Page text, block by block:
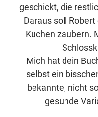
geschickt, die
Daraus soll
Kuchen zaubern.
Mich hat dein
selbst ein
bekannte, nicht
gesunde